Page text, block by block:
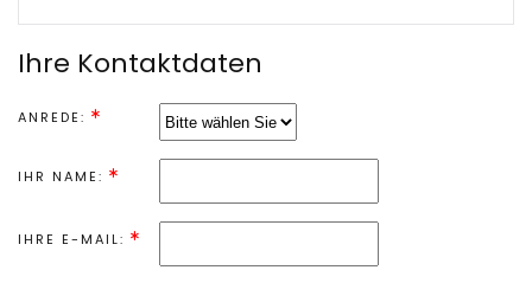
Ihre Kontaktdaten
ANREDE:
IHR NAME:
IHRE E-MAIL: